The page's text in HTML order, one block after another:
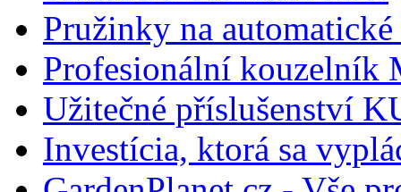
Pružinky na
Profesionální kouzelník
Užitečné příslušenství
Investícia, ktorá sa